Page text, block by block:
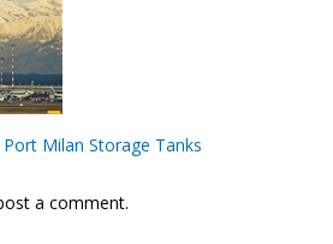
Milan Storage Tanks
a comment.